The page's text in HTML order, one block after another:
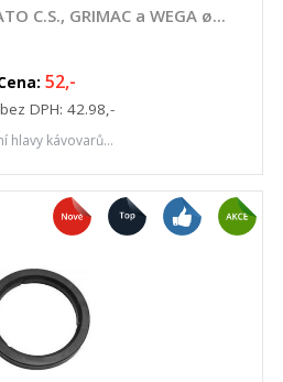
C.S., GRIMAC a WEGA ø...
52,-
DPH: 42.98,-
hlavy kávovarů...